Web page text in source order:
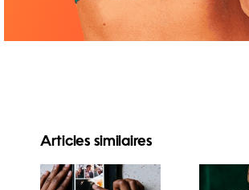
Articles similaires